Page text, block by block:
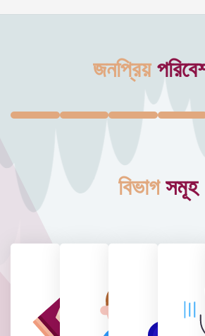
জনপ্রিয়
বিভাগ সমূহ